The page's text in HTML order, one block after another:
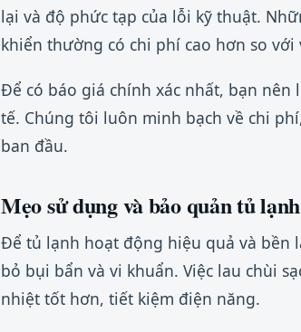
lại và độ phức tạp của lỗi kỹ thuật.
khiển thường có chi phí cao hơn so
Để có báo giá chính xác nhất, bạn
tế. Chúng tôi luôn minh bạch về chi
ban đầu.
Mẹo sử dụng và bảo quản tủ
Để tủ lạnh hoạt động hiệu quả và bền
bỏ bụi bẩn và vi khuẩn. Việc lau chùi
nhiệt tốt hơn, tiết kiệm điện năng.